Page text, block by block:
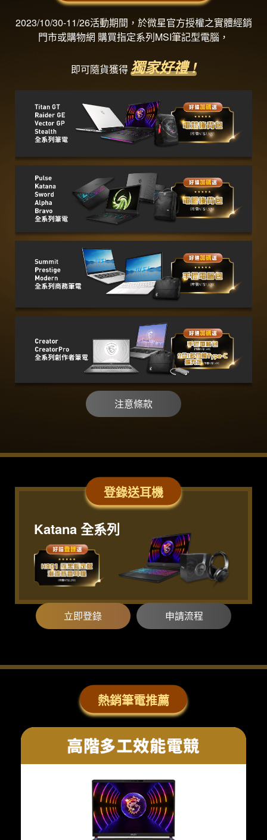
2023/10/30-11/26活動期間，於微星官方授權之實體經銷
門市或購物網 購買指定系列MSI筆記型電腦，
即可隨貨獲得獨家好禮 !
注意條款
登錄送耳機
Katana 全系列
立即登錄 申請流程
熱銷筆電推薦